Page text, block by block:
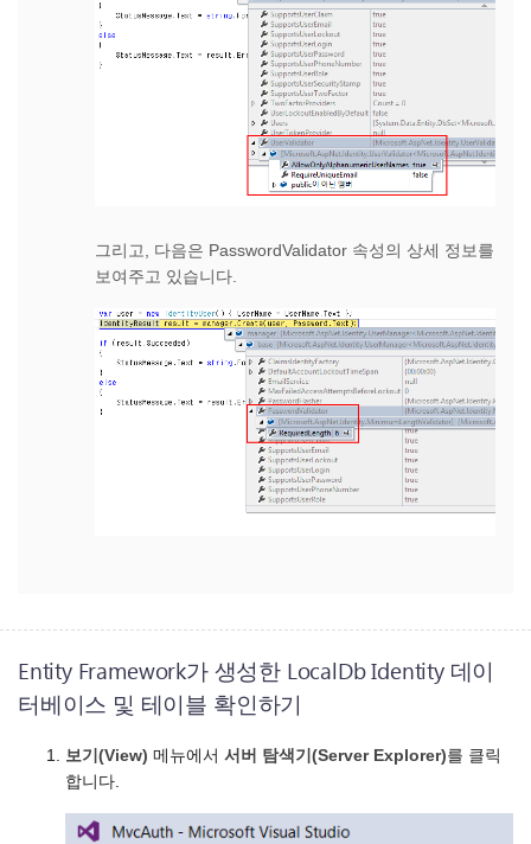
그리고, 다음은 PasswordValidator 속성의 상세 정보를
보여주고 있습니다.
Entity Framework가 생성한 LocalDb Identity 데이
터베이스 및 테이블 확인하기
보기(View) 메뉴에서 서버 탐색기(Server Explorer)를 클릭
합니다.